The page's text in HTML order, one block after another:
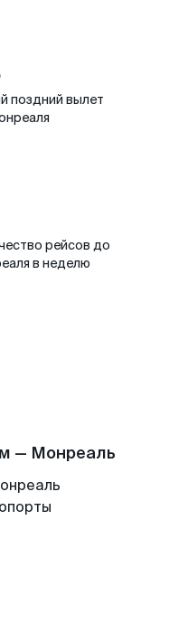
поздний вылет
рейсов до
в неделю
— Монреаль